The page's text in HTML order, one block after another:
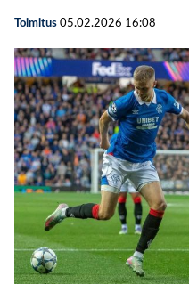
Toimitus 05.02.2026 16:08